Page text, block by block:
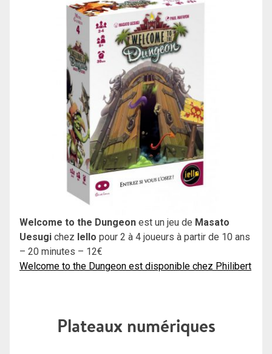
Welcome to the Dungeon est un jeu de Masato
Uesugi chez Iello pour 2 à 4 joueurs à partir de 10 ans
– 20 minutes – 12€
Welcome to the Dungeon est disponible chez Philibert
Plateaux numériques